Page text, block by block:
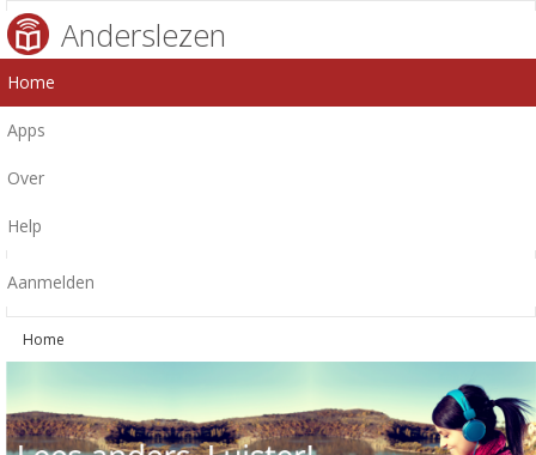
Anderslezen
Home
Apps
Over
Help
Aanmelden
Home